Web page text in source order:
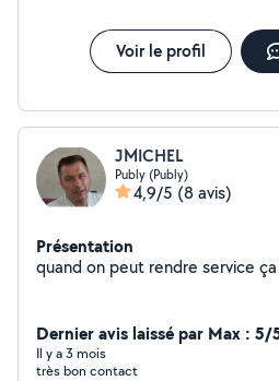
Voir le profil
JMICHEL
Publy (Publy)
4,9/5 (8 avis)
Présentation
quand on peut rendre service
Dernier avis laissé par Max : 5/
Il y a 3 mois
très bon contact